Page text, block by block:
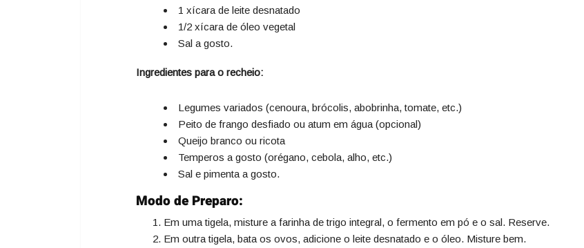
1 xícara de leite desnatado
1/2 xícara de óleo vegetal
Sal a gosto.
Ingredientes para o recheio:
Legumes variados (cenoura, brócolis, abobrinha, tomate, etc.)
Peito de frango desfiado ou atum em água (opcional)
Queijo branco ou ricota
Temperos a gosto (orégano, cebola, alho, etc.)
Sal e pimenta a gosto.
Modo de Preparo:
Em uma tigela, misture a farinha de trigo integral, o fermento em pó e o sal. Reserve.
Em outra tigela, bata os ovos, adicione o leite desnatado e o óleo. Misture bem.